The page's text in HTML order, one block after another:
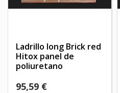
Ladrillo long Brick red
Hitox panel de
poliuretano
95,59 €